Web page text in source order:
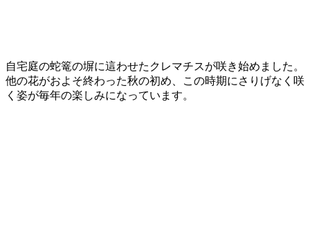
自宅庭の蛇篭の塀に這わせたクレマチスが咲き始めました。
他の花がおよそ終わった秋の初め、この時期にさりげなく咲
く姿が毎年の楽しみになっています。